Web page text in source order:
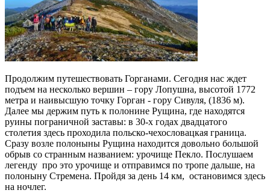
Продолжим путешествовать Горганами. Сегодня нас ждет
подъем на несколько вершин – гору Лопушна, высотой 1772
метра и наивысшую точку Горган - гору Сивуля, (1836 м).
Далее мы держим путь к полонине Рущина, где находятся
руины пограничной заставы: в 30-х годах двадцатого
столетия здесь проходила польско-чехословацкая граница.
Сразу возле полоныны Рущина находится довольно большой
обрыв со странным названием: урочище Пекло. Послушаем
легенду про это урочище и отправимся по тропе дальше, на
полоныну Стремена. Пройдя за день 14 км, остановимся здесь
на ночлег.